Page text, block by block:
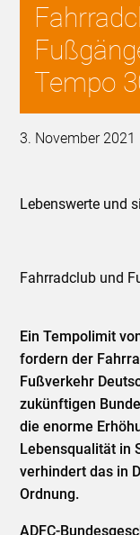
Tempo
3. November 2021
Lebenswerte und
Fahrradclub und
Ein Tempolimit
fordern der
Fußverkehr
zukünftigen
die enorme
Lebensqualität in
verhindert das in
Ordnung.
ADFC-